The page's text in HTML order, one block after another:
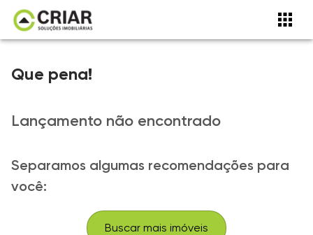
Que pena!
Lançamento não encontrado
Separamos algumas recomendações para
você:
Buscar mais imóveis